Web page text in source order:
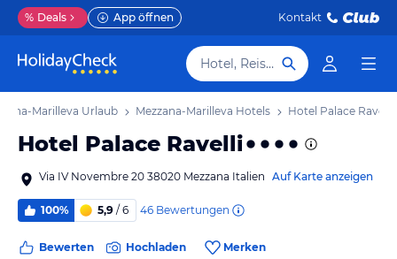
% Deals App öffnen Kontakt
Hotel, Reiseziel
Marilleva Urlaub Mezzana-Marilleva Hotels Hotel Palace Ravelli
Hotel Palace Ravelli
Via IV Novembre 20 38020 Mezzana Italien Auf Karte anzeigen
100% 5,9 / 6 46 Bewertungen
Bewerten Hochladen Merken